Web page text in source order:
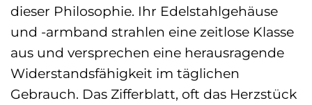
dieser Philosophie. Ihr Edelstahlgehäuse
und -armband strahlen eine zeitlose Klasse
aus und versprechen eine herausragende
Widerstandsfähigkeit im täglichen
Gebrauch. Das Zifferblatt, oft das Herzstück